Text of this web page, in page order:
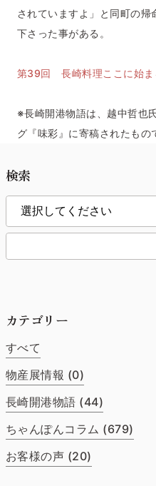
されていますよ」と同町の
下さった事がある。
第39回 長崎料理ここに始
※長崎開港物語は、越中哲也
グ『味彩』に寄稿されたもの
検索
カテゴリー
すべて
物産展情報 (0)
長崎開港物語 (44)
ちゃんぽんコラム (679)
お客様の声 (20)